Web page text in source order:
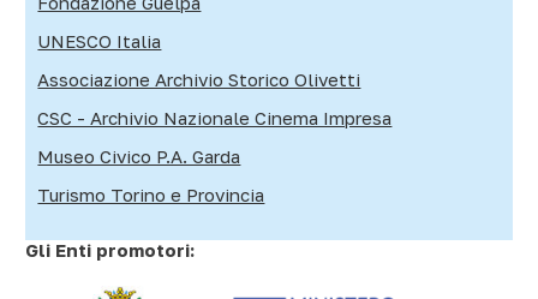
UNESCO Italia
Associazione Archivio Storico Olivetti
CSC - Archivio Nazionale Cinema Impresa
Museo Civico P.A. Garda
Turismo Torino e Provincia
Gli Enti promotori: